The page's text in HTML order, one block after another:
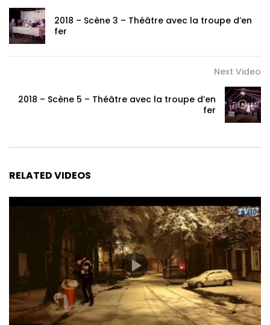
2018 – Scène 3 – Théâtre avec la troupe d’en
fer
Next Video
2018 – Scène 5 – Théâtre avec la troupe d’en
fer
RELATED VIDEOS